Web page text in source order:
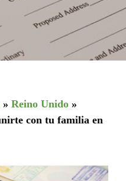
» Reino Unido »
con tu familia en